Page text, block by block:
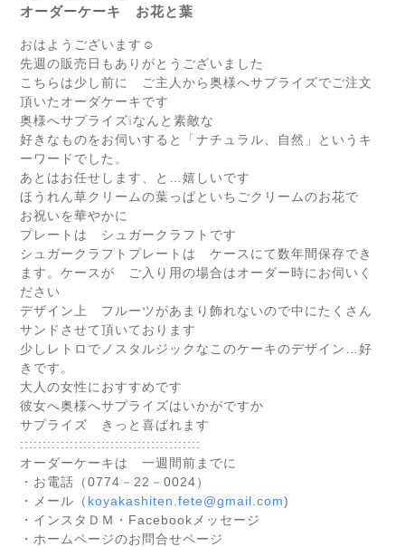
オーダーケーキ お花と葉
おはようございます☺
先週の販売日もありがとうございました
こちらは少し前に ご主人から奥様へサプライズでご注文
頂いたオーダケーキです
奥様へサプライズ❕なんと素敵な
好きなものをお伺いすると「ナチュラル、自然」というキ
ーワード でした。
あとはお任せします、と…嬉しいです
ほうれん草クリームの葉っぱといちごクリームのお花で
お祝いを華やかに
プレートは シュガークラフトです
シュガークラフトプレートは ケースにて数年間保存でき
ます。ケースが ご入り用の場合はオーダー時にお伺いく
ださい
デザイン上 フルーツがあまり飾れないので中にたくさん
サンドさせて頂いてお ります
少しレトロでノスタルジックなこのケーキのデザイン…好
きです。
大人の女性におすすめです
彼女へ奥様へサプライズはいかがですか
サプライズ きっと喜ばれます
:::::::::::::::::::::::::::::: ::::::::::
オーダーケーキは 一週間前までに
・お電話（0774－22－0024）
・メール（ koyakashiten.fete@gmail.com)
・インスタＤＭ・Facebookメッセージ
・ホームページのお問合せページ